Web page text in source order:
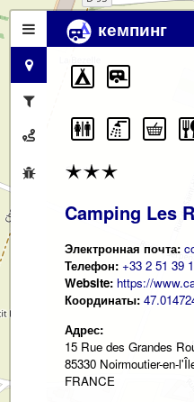
кемпинг
Camping Les
Электронная почта:
Телефон: +33 2 51 39
Website: https://
Координаты:
Адрес:
15 Rue des Grandes
85330 Noirmoutier-en-
FRANCE